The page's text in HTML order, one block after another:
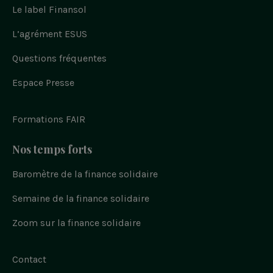
s
r
c
o
u
s
u
t
i
t
r
u
s
u
i
s
t
r
u
i
e
d
u
s
u
y
e
pied
page
Le label Finansol
L’agrément ESUS
Questions fréquentes
Espace Presse
Formations FAIR
Nos temps forts
Baromètre de la finance solidaire
Semaine de la finance solidaire
Zoom sur la finance solidaire
Contact